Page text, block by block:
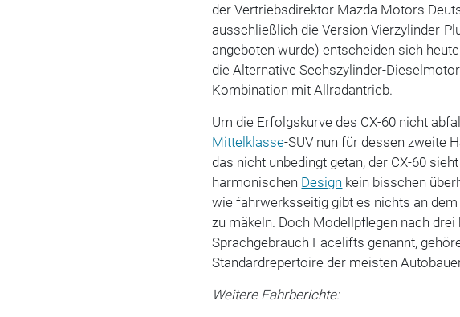
der Vertriebsdirektor Mazda Motors
ausschließlich die Version Vierzylinder-
angeboten wurde) entscheiden sich
die Alternative Sechszylinder-
Kombination mit Allradantrieb.
Um die Erfolgskurve des CX-60 nicht
Mittelklasse-SUV nun für dessen zweite
das nicht unbedingt getan, der CX-60
harmonischen Design kein bisschen
wie fahrwerksseitig gibt es nichts an
zu mäkeln. Doch Modellpflegen nach drei
Sprachgebrauch Facelifts genannt,
Standardrepertoire der meisten
Weitere Fahrberichte: